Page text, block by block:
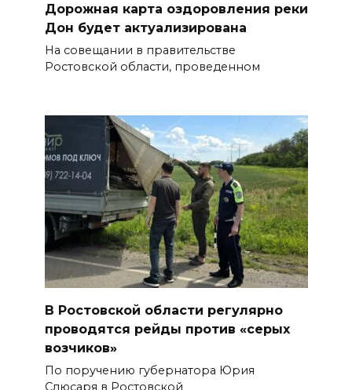
Дорожная карта оздоровления реки
Дон будет актуализирована
На совещании в правительстве
Ростовской области, проведенном
В Ростовской области регулярно
проводятся рейды против «серых
возчиков»
По поручению губернатора Юрия
Слюсаря в Ростовской